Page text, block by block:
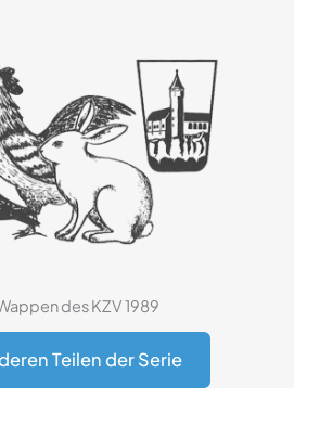
des KZV 1989
Teilen der Serie